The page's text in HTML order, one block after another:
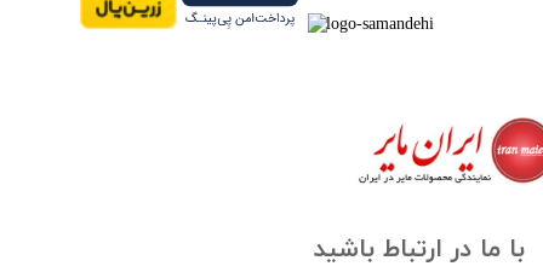
با ما در ارتباط باشید